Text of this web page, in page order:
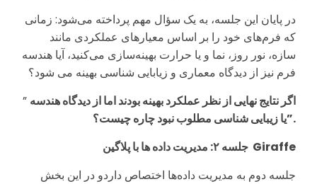
در پایان این جلسه، به یک سؤال مهم پرداخته می‌شود: زمانی
که فرم‌های خود را بر اساس معیارهای عملکردی مانند
سازه، نور روز، نما و یا حرارت بهینه‌سازی می‌کنید، آیا هندسه
فرم نیز از دیدگاه معماری و زیابایی شناسی بهینه می شود؟
” اگر نتایج نهایی از نظر عملکرد بهینه بودند اما از دیدگاه هندسه
یا زیبایی شناسی مطلوب نبود چاره چیست؟”.
جلسه۲:
Giraffe
جلسه دوم به مدیریت داده‌ها اختصاص داردو در این بخش